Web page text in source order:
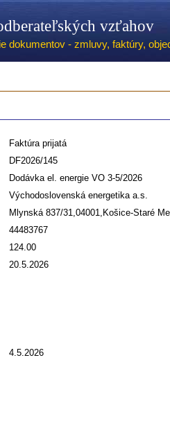
vzťahov
dokumentov - zmluvy, faktúry,
Faktúra prijatá
DF2026/145
Dodávka el. energie VO 3-5/2026
Východoslovenská energetika a.s.
Mlynská 837/31,04001,Košice-Staré
44483767
124.00
20.5.2026
4.5.2026